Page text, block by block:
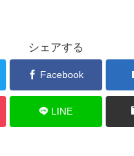
シェアする
Facebook
LINE